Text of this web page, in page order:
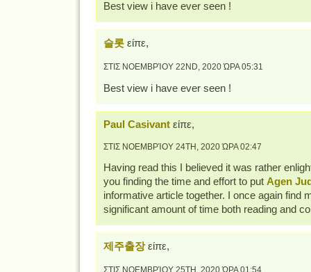
Best view i have ever seen !
슬롯είπε,
ΣΤΙΣ ΝΟΕΜΒΡΊΟΥ 22ND, 2020 ΏΡΑ 05:31
Best view i have ever seen !
Paul Casivantείπε,
ΣΤΙΣ ΝΟΕΜΒΡΊΟΥ 24TH, 2020 ΏΡΑ 02:47
Having read this I believed it was rather
you finding the time and effort to put Agen
informative article together. I once again find
significant amount of time both reading and
제주출장είπε,
ΣΤΙΣ ΝΟΕΜΒΡΊΟΥ 25TH, 2020 ΏΡΑ 01:54